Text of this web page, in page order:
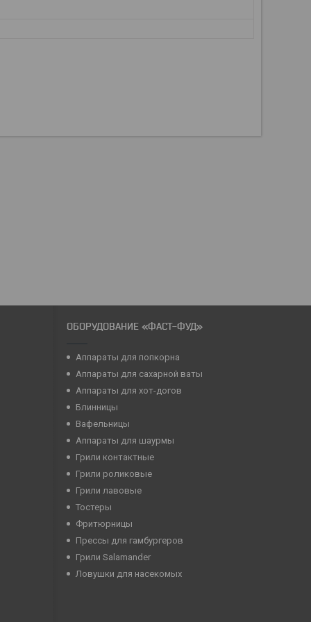
ОБОРУДОВАНИЕ «ФАСТ-ФУД»
Аппараты для попкорна
Аппараты для сахарной ваты
Аппараты для хот-догов
Блинницы
Вафельницы
Аппараты для шаурмы
Грили контактные
Грили роликовые
Грили лавовые
Тостеры
Фритюрницы
Прессы для гамбургеров
Грили Salamander
Ловушки для насекомых